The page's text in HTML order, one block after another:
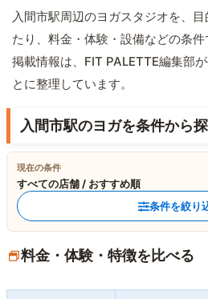
入間市駅周辺のヨガスタジオを、
たり、料金・体験・設備などの条件
掲載情報は、FIT PALETTE編集部
とに整理しています。
入間市駅のヨガを条件から
現在の条件
すべての店舗 / おすすめ順
条件を絞り
料金・体験・特徴を比べる